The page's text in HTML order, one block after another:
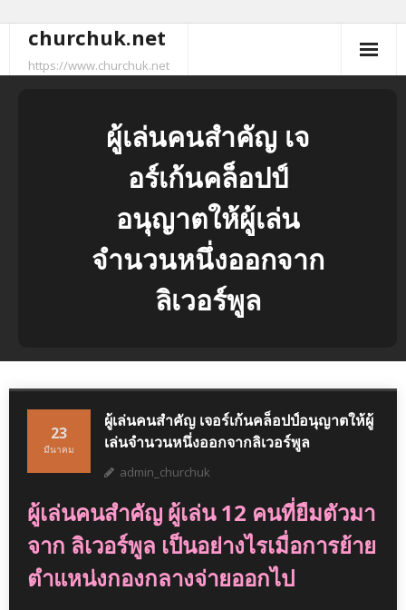
content
churchuk.net
https://www.churchuk.net
ผู้เล่นคนสำคัญ เจ
อร์เก้นคล็อปป์
อนุญาตให้ผู้เล่น
จำนวนหนึ่งออกจาก
ลิเวอร์พูล
ผู้เล่นคนสำคัญ เจอร์เก้นคล็อปป์อนุญาตให้ผู้
เล่นจำนวนหนึ่งออกจากลิเวอร์พูล
23
มีนาคม
admin_churchuk
ผู้เล่นคนสำคัญ ผู้เล่น 12 คนที่ยืมตัวมา
จาก ลิเวอร์พูล เป็นอย่างไรเมื่อการย้าย
ตำแหน่งกองกลางจ่ายออกไป